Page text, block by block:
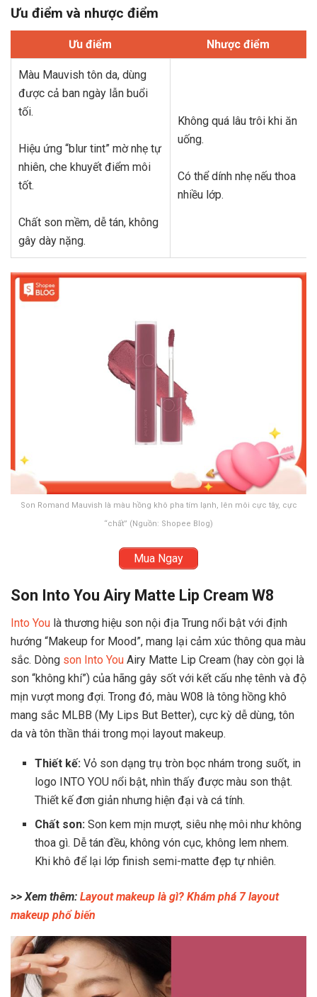
Ưu điểm và nhược điểm
Ưu điểm Nhược điểm
Màu Mauvish tôn da, dùng
được cả ban ngày lẫn buổi
tối.
Hiệu ứng “blur tint” mờ nhẹ tự
nhiên, che khuyết điểm môi
tốt.
Chất son mềm, dễ tán, không
gây dày nặng.
Không quá lâu trôi khi ăn
uống.
Có thể dính nhẹ nếu thoa
nhiều lớp.
Son Romand Mauvish là màu hồng khô pha tím lạnh, lên môi cực tây, cực
“chất” (Nguồn: Shopee Blog)
Mua Ngay
Son Into You Airy Matte Lip Cream W8
Into You là thương hiệu son nội địa Trung nổi bật với định
hướng “Makeup for Mood”, mang lại cảm xúc thông qua màu
sắc. Dòng son Into You Airy Matte Lip Cream (hay còn gọi là
son “không khí”) của hãng gây sốt với kết cấu nhẹ tênh và độ
mịn vượt mong đợi. Trong đó, màu W08 là tông hồng khô
mang sắc MLBB (My Lips But Better), cực kỳ dễ dùng, tôn
da và tôn thần thái trong mọi layout makeup.
Thiết kế: Vỏ son dạng trụ tròn bọc nhám trong suốt, in
logo INTO YOU nổi bật, nhìn thấy được màu son thật.
Thiết kế đơn giản nhưng hiện đại và cá tính.
Chất son: Son kem mịn mượt, siêu nhẹ môi như không
thoa gì. Dễ tán đều, không vón cục, không lem nhem.
Khi khô để lại lớp finish semi-matte đẹp tự nhiên.
>> Xem thêm: Layout makeup là gì? Khám phá 7 layout
makeup phổ biến